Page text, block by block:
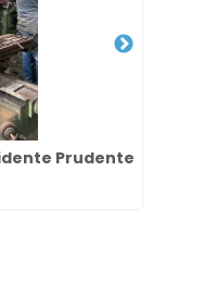
Prudente